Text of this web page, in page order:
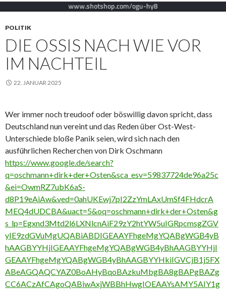
POLITIK
DIE OSSIS NACH WIE VOR
IM NACHTEIL
22. JANUAR 2025
Wer immer noch treudoof oder böswillig davon spricht, dass
Deutschland nun vereint und das Reden über Ost-West-
Unterschiede bloße Panik seien, wird sich nach den
ausführlichen Recherchen von Dirk Oschmann
https://www.google.de/search?
q=oschmann+dirk+der+Osten&sca_esv=59837724de96a25c
&ei=OwmRZ7ubK6aS-
d8P19eAiAw&ved=0ahUKEwj7pI2ZzYmLAxUmSf4FHdcrA
MEQ4dUDCBA&uact=5&oq=oschmann+dirk+der+Osten&g
s_lp=Egxnd3Mtd2l6LXNlcnAiF29zY2htYW5uIGRpcmsgZGV
yIE9zdGVuMgUQABiABDIGEAAYFhgeMgYQABgWGB4yB
hAAGBYYHjIGEAAYFhgeMgYQABgWGB4yBhAAGBYYHjI
GEAAYFhgeMgYQABgWGB4yBhAAGBYYHkiIGVCjB1j5FX
ABeAGQAQCYAZ0BoAHyBqoBAzkuMbgBA8gBAPgBAZg
CC6ACzAfCAgoQABiwAxjWBBhHwgIOEAAYsAMY5AIY1g